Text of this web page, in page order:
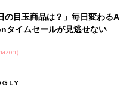
の目玉商品は？」毎日変わるA
タイムセールが見逃せない
）